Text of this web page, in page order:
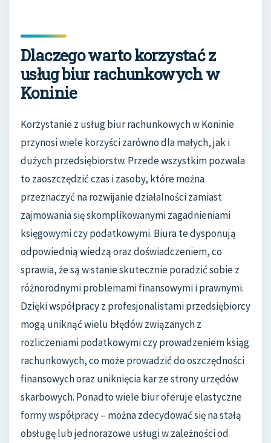
Dlaczego warto korzystać z
usług biur rachunkowych w
Koninie
Korzystanie z usług biur rachunkowych w Koninie
przynosi wiele korzyści zarówno dla małych, jak i
dużych przedsiębiorstw. Przede wszystkim pozwala
to zaoszczędzić czas i zasoby, które można
przeznaczyć na rozwijanie działalności zamiast
zajmowania się skomplikowanymi zagadnieniami
księgowymi czy podatkowymi. Biura te dysponują
odpowiednią wiedzą oraz doświadczeniem, co
sprawia, że są w stanie skutecznie poradzić sobie z
różnorodnymi problemami finansowymi i prawnymi.
Dzięki współpracy z profesjonalistami przedsiębiorcy
mogą uniknąć wielu błędów związanych z
rozliczeniami podatkowymi czy prowadzeniem ksiąg
rachunkowych, co może prowadzić do oszczędności
finansowych oraz uniknięcia kar ze strony urzędów
skarbowych. Ponadto wiele biur oferuje elastyczne
formy współpracy – można zdecydować się na stałą
obsługę lub jednorazowe usługi w zależności od